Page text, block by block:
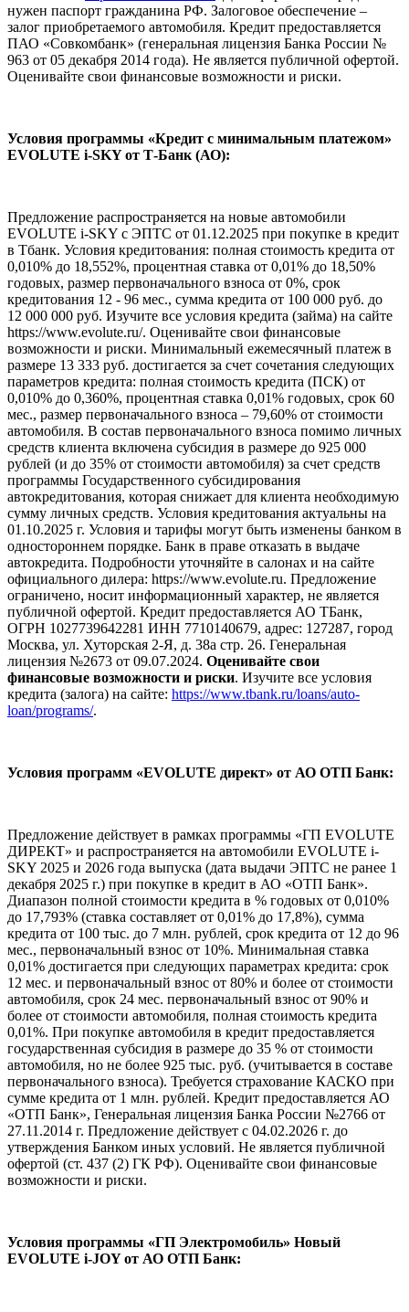
нужен паспорт гражданина РФ. Залоговое обеспечение –
залог приобретаемого автомобиля. Кредит предоставляется
ПАО «Совкомбанк» (генеральная лицензия Банка России №
963 от 05 декабря 2014 года). Не является публичной офертой.
Оценивайте свои финансовые возможности и риски.
Условия программы «Кредит с минимальным платежом»
EVOLUTE i‑SKY от Т-Банк (АО):
Предложение распространяется на новые автомобили
EVOLUTE i-SKY с ЭПТС от 01.12.2025 при покупке в кредит
в Тбанк. Условия кредитования: полная стоимость кредита от
0,010% до 18,552%, процентная ставка от 0,01% до 18,50%
годовых, размер первоначального взноса от 0%, срок
кредитования 12 - 96 мес., сумма кредита от 100 000 руб. до
12 000 000 руб. Изучите все условия кредита (займа) на сайте
https://www.evolute.ru/. Оценивайте свои финансовые
возможности и риски. Минимальный ежемесячный платеж в
размере 13 333 руб. достигается за счет сочетания следующих
параметров кредита: полная стоимость кредита (ПСК) от
0,010% до 0,360%, процентная ставка 0,01% годовых, срок 60
мес., размер первоначального взноса – 79,60% от стоимости
автомобиля. В состав первоначального взноса помимо личных
средств клиента включена субсидия в размере до 925 000
рублей (и до 35% от стоимости автомобиля) за счет средств
программы Государственного субсидирования
автокредитования, которая снижает для клиента необходимую
сумму личных средств. Условия кредитования актуальны на
01.10.2025 г. Условия и тарифы могут быть изменены банком в
одностороннем порядке. Банк в праве отказать в выдаче
автокредита. Подробности уточняйте в салонах и на сайте
официального дилера: https://www.evolute.ru. Предложение
ограничено, носит информационный характер, не является
публичной офертой. Кредит предоставляется АО ТБанк,
ОГРН 1027739642281 ИНН 7710140679, адрес: 127287, город
Москва, ул. Хуторская 2-Я, д. 38а стр. 26. Генеральная
лицензия №2673 от 09.07.2024. Оценивайте свои
финансовые возможности и риски. Изучите все условия
кредита (залога) на сайте: https://www.tbank.ru/loans/auto-
loan/programs/.
Условия программ «EVOLUTE директ» от АО ОТП Банк:
Предложение действует в рамках программы «ГП EVOLUTE
ДИРЕКТ» и распространяется на автомобили EVOLUTE i-
SKY 2025 и 2026 года выпуска (дата выдачи ЭПТС не ранее 1
декабря 2025 г.) при покупке в кредит в АО «ОТП Банк».
Диапазон полной стоимости кредита в % годовых от 0,010%
до 17,793% (ставка составляет от 0,01% до 17,8%), сумма
кредита от 100 тыс. до 7 млн. рублей, срок кредита от 12 до 96
мес., первоначальный взнос от 10%. Минимальная ставка
0,01% достигается при следующих параметрах кредита: срок
12 мес. и первоначальный взнос от 80% и более от стоимости
автомобиля, срок 24 мес. первоначальный взнос от 90% и
более от стоимости автомобиля, полная стоимость кредита
0,01%. При покупке автомобиля в кредит предоставляется
государственная субсидия в размере до 35 % от стоимости
автомобиля, но не более 925 тыс. руб. (учитывается в составе
первоначального взноса). Требуется страхование КАСКО при
сумме кредита от 1 млн. рублей. Кредит предоставляется АО
«ОТП Банк», Генеральная лицензия Банка России №2766 от
27.11.2014 г. Предложение действует с 04.02.2026 г. до
утверждения Банком иных условий. Не является публичной
офертой (ст. 437 (2) ГК РФ). Оценивайте свои финансовые
возможности и риски.
Условия программы «ГП Электромобиль» Новый
EVOLUTE i‑JOY от АО ОТП Банк: